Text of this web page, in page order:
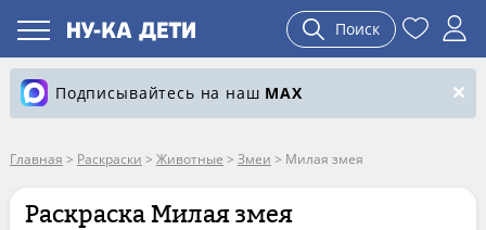
Поиск
Подписывайтесь на наш MAX
Главная > Раскраски > Животные > Змеи > Милая змея
Раскраска Милая змея